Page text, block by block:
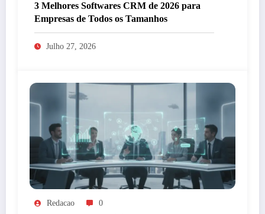
3 Melhores Softwares CRM de 2026 para
Empresas de Todos os Tamanhos
Julho 27, 2026
Redacao 0